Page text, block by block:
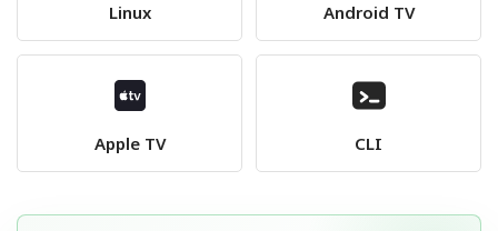
Linux Android TV
Apple TV CLI